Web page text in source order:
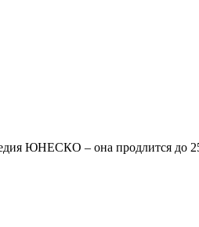
ЮНЕСКО – она продлится до 25